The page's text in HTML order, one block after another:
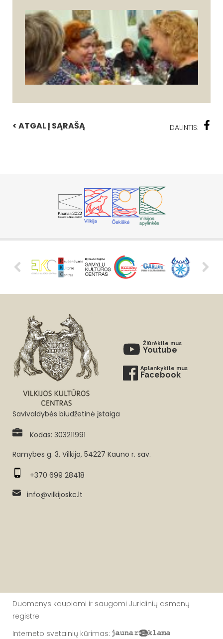
< ATGAL Į SĄRAŠĄ DALINTIS:
Žiūrėkite mus
Youtube
Aplankykite mus
Facebook
Savivaldybės biudžetinė įstaiga
Kodas: 303211991
Ramybės g. 3, Vilkija, 54227 Kauno r. sav.
+370 699 28418
info@vilkijoskc.lt
Duomenys kaupiami ir saugomi Juridinių asmenų
registre
Interneto svetainių kūrimas: